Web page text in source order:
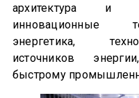
архитектура и
инновационные
энергетика,
источников
быстрому